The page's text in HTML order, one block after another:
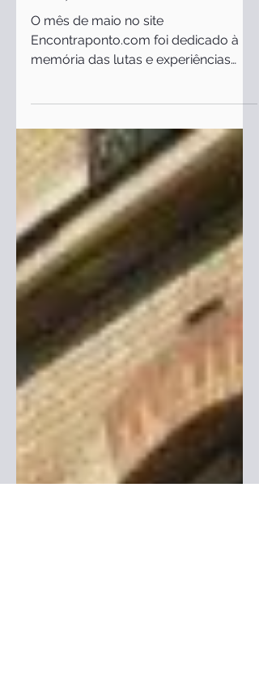
Paris: Um olhar estrangeiro e
caleidoscópico (Os muros de
Paris)
revolucionárias, dentre as quais
destacamos a...